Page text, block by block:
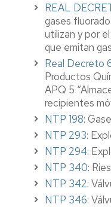
REAL
gases
utilizan y por
que emitan
Real Decreto
Productos
APQ 5
recipientes
NTP 198:
NTP 293:
NTP 294:
NTP 340:
NTP 342:
NTP 346: